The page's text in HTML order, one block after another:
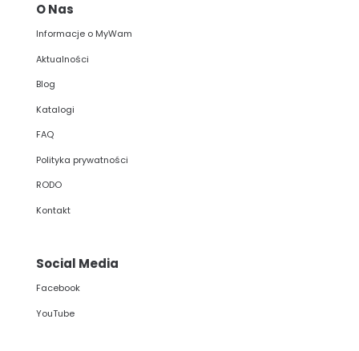
O Nas
Informacje o MyWam
Aktualności
Blog
Katalogi
FAQ
Polityka prywatności
RODO
Kontakt
Social Media
Facebook
YouTube